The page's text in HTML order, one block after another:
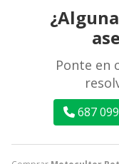
Ponte en
687